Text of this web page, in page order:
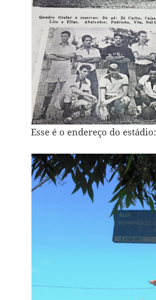
Esse é o endereço do estádio: